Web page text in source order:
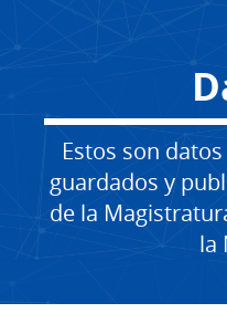
Estos son
guardados y
de la
la